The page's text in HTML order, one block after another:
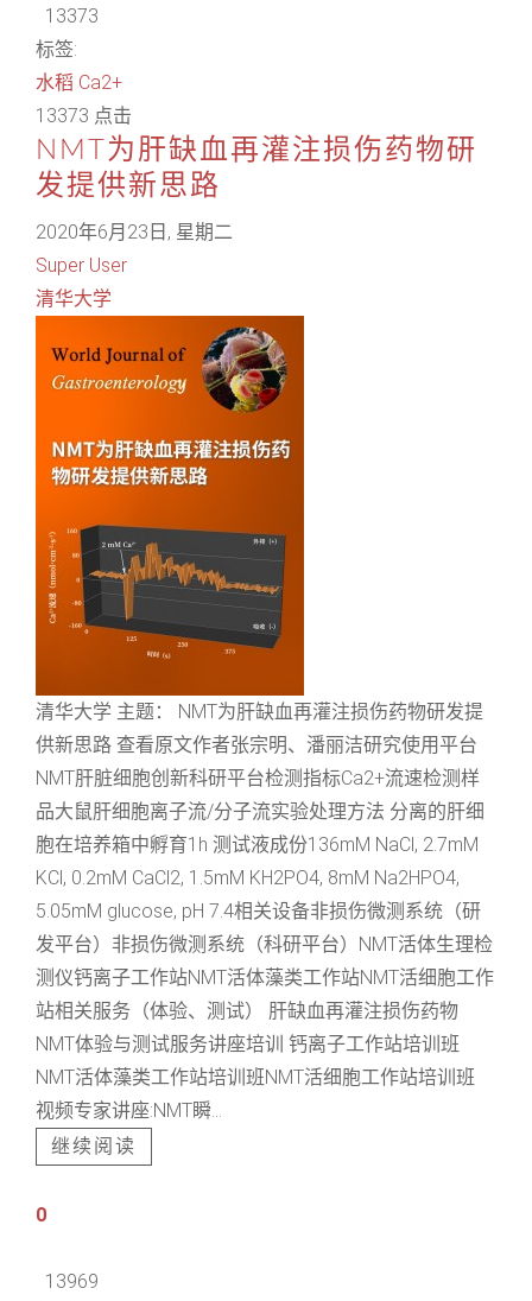
13373
标签:
水稻 Ca2+
13373 点击
NMT为肝缺血再灌注损伤药物研
发提供新思路
2020年6月23日, 星期二
Super User
清华大学
清华大学 主题： NMT为肝缺血再灌注损伤药物研发提
供新思路 查看原文作者张宗明、潘丽洁研究使用平台
NMT肝脏细胞创新科研平台检测指标Ca2+流速检测样
品大鼠肝细胞离子流/分子流实验处理方法 分离的肝细
胞在培养箱中孵育1h 测试液成份136mM NaCl, 2.7mM
KCl, 0.2mM CaCl2, 1.5mM KH2PO4, 8mM Na2HPO4,
5.05mM glucose, pH 7.4相关设备非损伤微测系统（研
发平台）非损伤微测系统（科研平台）NMT活体生理检
测仪钙离子工作站NMT活体藻类工作站NMT活细胞工作
站相关服务（体验、测试） 肝缺血再灌注损伤药物
NMT体验与测试服务讲座培训 钙离子工作站培训班
NMT活体藻类工作站培训班NMT活细胞工作站培训班
视频专家讲座:NMT瞬...
继续阅读
0
13969